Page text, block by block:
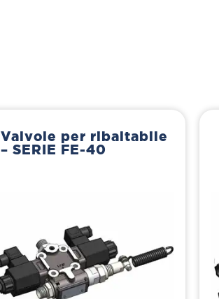
Valvole per ribaltabile
– SERIE FE-40